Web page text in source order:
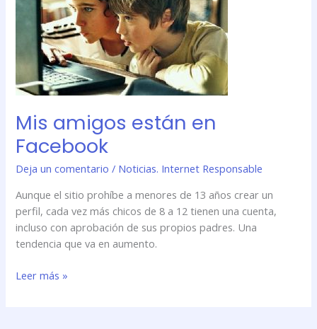
Mis amigos están en
Facebook
Deja un comentario / Noticias. Internet Responsable
Aunque el sitio prohíbe a menores de 13 años crear un
perfil, cada vez más chicos de 8 a 12 tienen una cuenta,
incluso con aprobación de sus propios padres. Una
tendencia que va en aumento.
Facebook
Leer más »